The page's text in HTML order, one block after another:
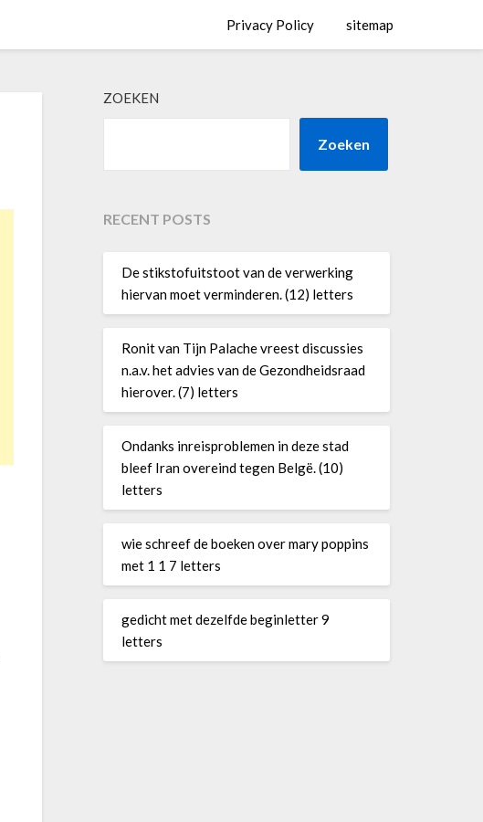
Privacy Policy sitemap
ZOEKEN
Zoeken
RECENT POSTS
De stikstofuitstoot van de verwerking
hiervan moet verminderen. (12) letters
Ronit van Tijn Palache vreest discussies
n.a.v. het advies van de Gezondheidsraad
hierover. (7) letters
Ondanks inreisproblemen in deze stad
bleef Iran overeind tegen Belgë. (10)
letters
wie schreef de boeken over mary poppins
met 1 1 7 letters
gedicht met dezelfde beginletter 9
letters